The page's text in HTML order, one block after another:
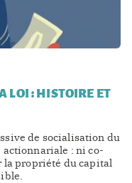
LOI : HISTOIRE ET
de socialisation du
: ni co-
propriété du capital